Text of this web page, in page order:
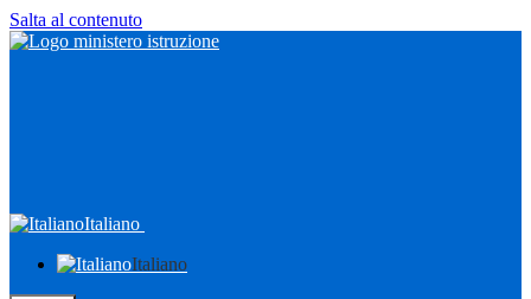
Salta al contenuto
Italiano
Italiano